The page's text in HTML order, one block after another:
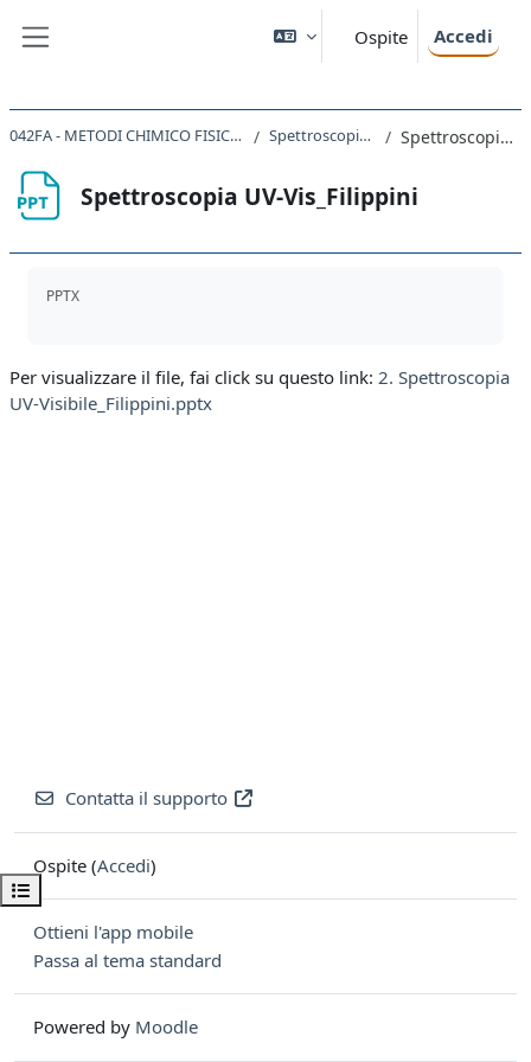
Ospite Accedi
Apri indice del corso
042FA - METODI CHIMICO FISICI IN CHIMICA ORGANICA 2023 Spettroscopia UV-Vis_Filippini Spettroscopia UV-Vis_Filippini
Spettroscopia UV-Vis_Filippini
PPTX
Per visualizzare il file, fai click su questo link: 2. Spettroscopia
UV-Visibile_Filippini.pptx
Contatta il supporto
Ospite (Accedi)
Ottieni l'app mobile
Passa al tema standard
Powered by Moodle